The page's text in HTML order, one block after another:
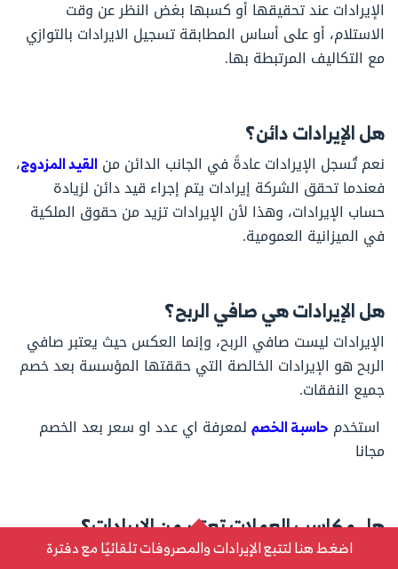
الإيرادات عند تحقيقها أو كسبها بغض النظر عن وقت
الاستلام، أو على أساس المطابقة تسجيل الايرادات بالتوازي
مع التكاليف المرتبطة بها.
هل الإيرادات دائن؟
نعم تُسجل الإيرادات عادةً في الجانب الدائن من القيد المزدوج،
فعندما تحقق الشركة إيرادات يتم إجراء قيد دائن لزيادة
حساب الإيرادات، وهذا لأن الإيرادات تزيد من حقوق الملكية
في الميزانية العمومية.
هل الإيرادات هي صافي الربح؟
الإيرادات ليست صافي الربح، وإنما العكس حيث يعتبر صافي
الربح هو الإيرادات الخالصة التي حققتها المؤسسة بعد خصم
جميع النفقات.
استخدم حاسبة الخصم لمعرفة اي عدد او سعر بعد الخصم
مجانا
هل مكاسب العملات تعتبر من الإيرادات؟
لا تُعتبر مكاسب العملات من الإيرادات، حيث ترتبط مكاسب
اضغط هنا لتتبع الإيرادات والمصروفات تلقائيًا مع دفترة